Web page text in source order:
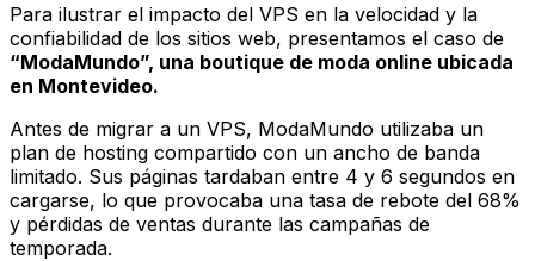
Para ilustrar el impacto del VPS en la velocidad y la
confiabilidad de los sitios web, presentamos el caso de
“ModaMundo”, una boutique de moda online ubicada
en Montevideo.
Antes de migrar a un VPS, ModaMundo utilizaba un
plan de hosting compartido con un ancho de banda
limitado. Sus páginas tardaban entre 4 y 6 segundos en
cargarse, lo que provocaba una tasa de rebote del 68%
y pérdidas de ventas durante las campañas de
temporada.